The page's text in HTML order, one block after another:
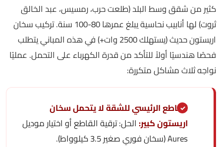
كثير من شقق وسط البلد (طلعت حرب، رمسيس، عبد الخالق
ثروت) لها أنابيب نحاسية يبلغ عمرها 80-100 سنة. تركيب سخان
اريستون حديث (يستهلك 2500 وات+) في هذه المباني يتطلب
فحصًا هندسيًا أولاً للتأكد من قدرة الكهرباء على التحمل. عمليًا
نواجه ثلاث مشاكل متكررة:
القاطع الرئيسي للشقة لا يتحمل سخان
اريستون كبير:الحل: ترقية القاطع أو اختيار موديل
Aures (سخان فوري صغير 3.5 كيلوواط).